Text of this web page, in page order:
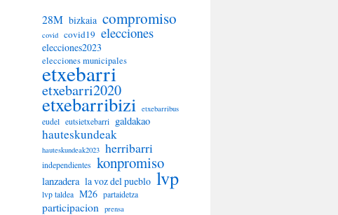
28M bizkaia compromiso
covid covid19 elecciones
elecciones2023
elecciones municipales
etxebarri
etxebarri2020
etxebarribizi etxebarribus
eudel eutsietxebarri galdakao
hauteskundeak
hauteskundeak2023 herribarri
independientes konpromiso
lanzadera la voz del pueblo lvp
lvp taldea M26 partaidetza
participacion prensa